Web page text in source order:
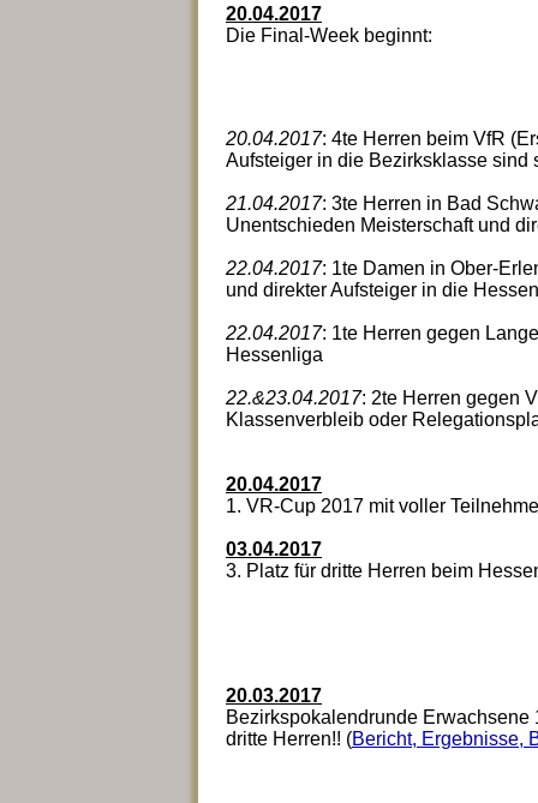
20.04.2017
Die Final-Week beginnt:
20.04.2017: 4te Herren beim VfR
Aufsteiger in die Bezirksklasse sind
21.04.2017: 3te Herren in Bad
Unentschieden Meisterschaft und
22.04.2017: 1te Damen in Ober-
und direkter Aufsteiger in die
22.04.2017: 1te Herren gegen
Hessenliga
22.&23.04.2017: 2te Herren gegen
Klassenverbleib oder
20.04.2017
1. VR-Cup 2017 mit voller
03.04.2017
3. Platz für dritte Herren beim
20.03.2017
Bezirkspokalendrunde
dritte Herren!! (Bericht, Ergebnisse,